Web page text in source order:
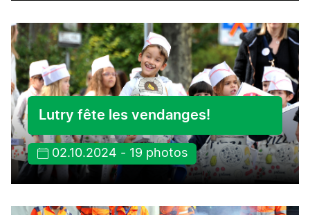
Lutry fête les vendanges!
02.10.2024 - 19 photos